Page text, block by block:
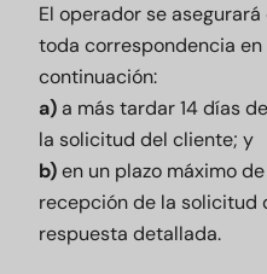
El operador se
toda correspondencia
continuación:
a)a más tardar 14 días
la solicitud del cliente; y
b)en un plazo máximo
recepción de la solicitud
respuesta detallada.